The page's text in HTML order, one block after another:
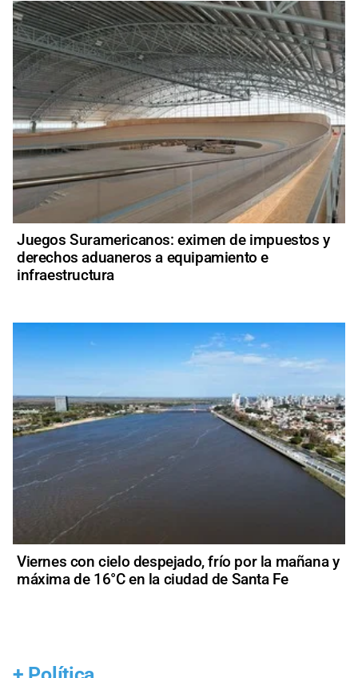
Juegos Suramericanos: eximen de impuestos y
derechos aduaneros a equipamiento e
infraestructura
Viernes con cielo despejado, frío por la mañana y
máxima de 16°C en la ciudad de Santa Fe